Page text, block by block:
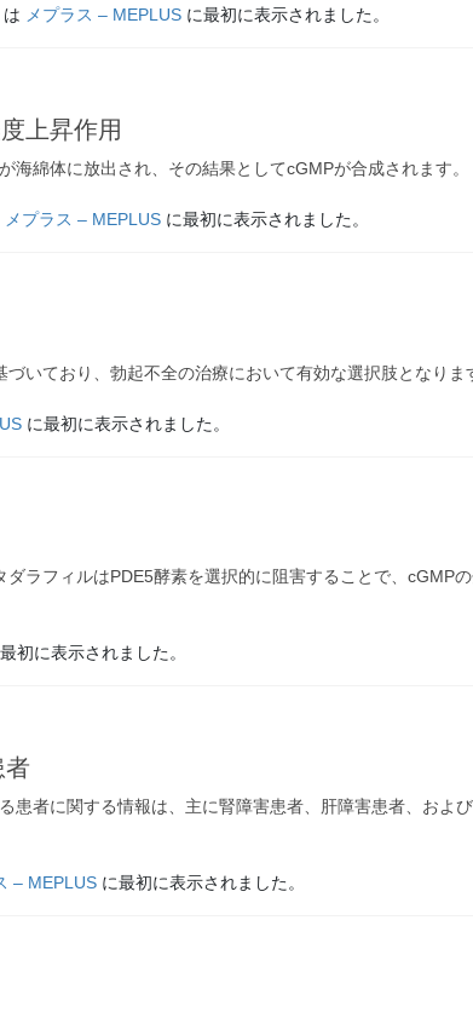
は メプラス – MEPLUS に最初に表示されました。
上昇作用
海綿体に放出され、その結果としてcGMPが合成されます。
メプラス – MEPLUS に最初に表示されました。
いており、勃起不全の治療において有効な選択肢となりま
に最初に表示されました。
ラフィルはPDE5酵素を選択的に阻害することで、cGMP
初に表示されました。
者
患者に関する情報は、主に腎障害患者、肝障害患者、およ
– MEPLUS に最初に表示されました。